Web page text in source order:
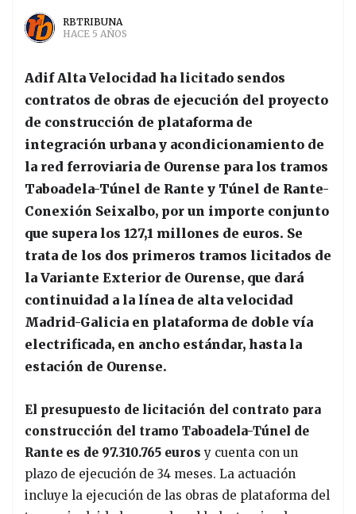
RBTRIBUNA
HACE 5 AÑOS
Adif Alta Velocidad ha licitado sendos
contratos de obras de ejecución del proyecto
de construcción de plataforma de
integración urbana y acondicionamiento de
la red ferroviaria de Ourense para los tramos
Taboadela-Túnel de Rante y Túnel de Rante-
Conexión Seixalbo, por un importe conjunto
que supera los 127,1 millones de euros. Se
trata de los dos primeros tramos licitados de
la Variante Exterior de Ourense, que dará
continuidad a la línea de alta velocidad
Madrid-Galicia en plataforma de doble vía
electrificada, en ancho estándar, hasta la
estación de Ourense.
El presupuesto de licitación del contrato para
construcción del tramo Taboadela-Túnel de
Rante es de 97.310.765 euros y cuenta con un
plazo de ejecución de 34 meses. La actuación
incluye la ejecución de las obras de plataforma del